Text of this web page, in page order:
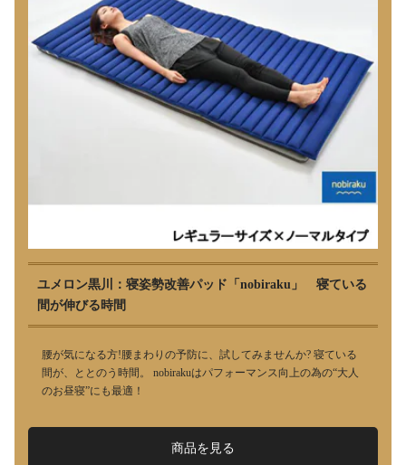
ユメロン黒川：寝姿勢改善パッド「nobiraku」 寝ている
間が伸びる時間
腰が気になる方!腰まわりの予防に、試してみませんか? 寝ている
間が、ととのう時間。 nobirakuはパフォーマンス向上の為の“大人
のお昼寝”にも最適！
商品を見る